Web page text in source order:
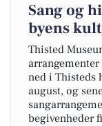
Sang og
byens
Thisted
ned i Thisteds
august, og
begivenheder